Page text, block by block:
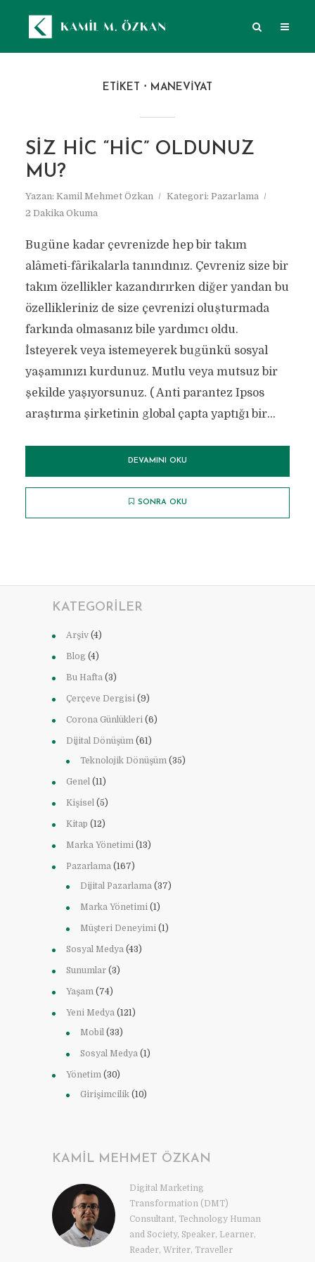
ETIKET MANEVIYAT
SIZ HIC “HIC” OLDUNUZ
MU?
Yazan: Kamil Mehmet Özkan Kategori: Pazarlama
2 Dakika Okuma
Bugüne kadar çevrenizde hep bir takım
alâmeti-fârikalarla tanındınız. Çevreniz size bir
takım özellikler kazandırırken diğer yandan bu
özellikleriniz de size çevrenizi oluşturmada
farkında olmasanız bile yardımcı oldu.
İsteyerek veya istemeyerek bugünkü sosyal
yaşamınızı kurdunuz. Mutlu veya mutsuz bir
şekilde yaşıyorsunuz. ( Anti parantez Ipsos
araştırma şirketinin global çapta yaptığı bir...
DEVAMINI OKU
SONRA OKU
KATEGORILER
Arşiv (4)
Blog (4)
Bu Hafta (3)
Çerçeve Dergisi (9)
Corona Günlükleri (6)
Dijital Dönüşüm (61)
Teknolojik Dönüşüm (35)
Genel (11)
Kişisel (5)
Kitap (12)
Marka Yönetimi (13)
Pazarlama (167)
Dijital Pazarlama (37)
Marka Yönetimi (1)
Müşteri Deneyimi (1)
Sosyal Medya (43)
Sunumlar (3)
Yaşam (74)
Yeni Medya (121)
Mobil (33)
Sosyal Medya (1)
Yönetim (30)
Girişimcilik (10)
KAMIL MEHMET ÖZKAN
Digital Marketing
Transformation (DMT)
Consultant, Technology Human
and Society, Speaker, Learner,
Reader, Writer, Traveller